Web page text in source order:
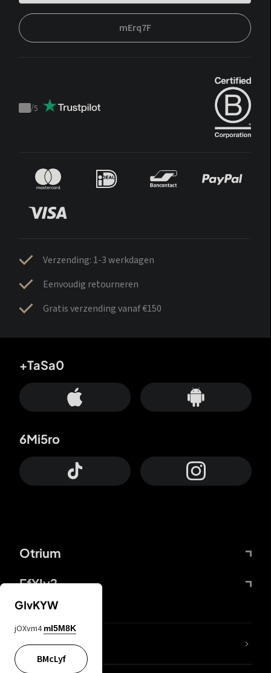
mErq7F
Trustpilot
/5
Verzending: 1-3 werkdagen
Eenvoudig retourneren
Gratis verzending vanaf €150
Otrium
FfYIy2
+TaSa0
6Mi5ro
KIjvtr
GIvKYW
jOXvm4 mI5M8K
BMcLyf